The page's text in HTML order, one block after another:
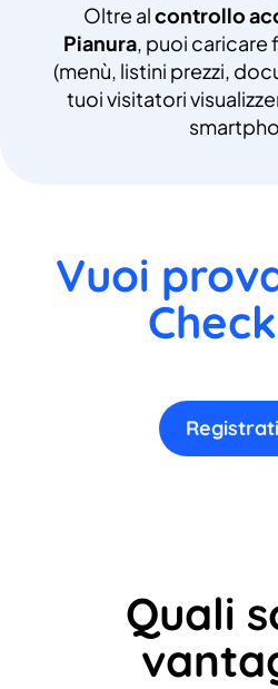
Oltre alcontrollo
Pianura, puoi caricare
(menù, listini prezzi,
tuoi visitatori
Vuoi
Quali